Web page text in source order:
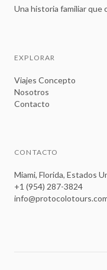
Una historia familiar
EXPLORAR
Viajes Concepto
Nosotros
Contacto
CONTACTO
Miami, Florida, Estados
+1 (954) 287-3824